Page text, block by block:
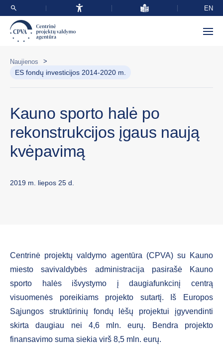
EN
Naujienos >
ES fondų investicijos 2014-2020 m.
Kauno sporto halė po
rekonstrukcijos įgaus naują
kvėpavimą
2019 m. liepos 25 d.
Centrinė projektų valdymo agentūra (CPVA) su Kauno
miesto savivaldybės administracija pasirašė Kauno
sporto halės išvystymo į daugiafunkcinį centrą
visuomenės poreikiams projekto sutartį. Iš Europos
Sąjungos struktūrinių fondų lėšų projektui įgyvendinti
skirta daugiau nei 4,6 mln. eurų. Bendra projekto
finansavimo suma siekia virš 8,5 mln. eurų.